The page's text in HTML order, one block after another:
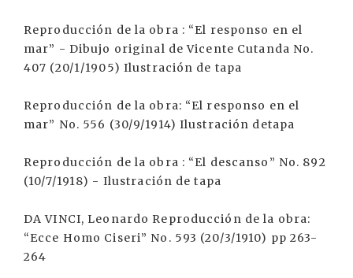
Reproducción de la obra : “El responso en el
mar” - Dibujo original de Vicente Cutanda No.
407 (20/1/1905) Ilustración de tapa
Reproducción de la obra: “El responso en el
mar” No. 556 (30/9/1914) Ilustración detapa
Reproducción de la obra : “El descanso” No. 892
(10/7/1918) - Ilustración de tapa
DA VINCI, Leonardo Reproducción de la obra:
“Ecce Homo Ciseri” No. 593 (20/3/1910) pp 263-
264